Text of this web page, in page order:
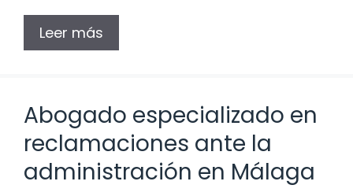
Leer más
Abogado especializado en
reclamaciones ante la
administración en Málaga